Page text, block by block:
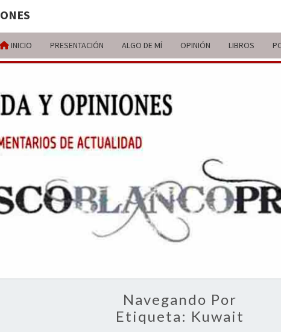
INICIO PRESENTACIÓN ALGO DE MÍ OPINIÓN LIBROS
BREVE
VITAL Y
ACTUALIDAD
Navegando Por
Etiqueta: Kuwait